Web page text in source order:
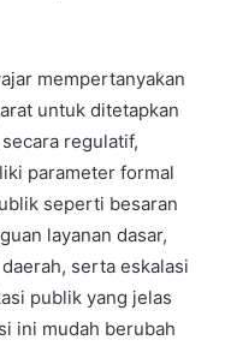
mempertanyakan
untuk ditetapkan
regulatif,
parameter formal
seperti besaran
layanan dasar,
serta eskalasi
publik yang jelas
ini mudah berubah